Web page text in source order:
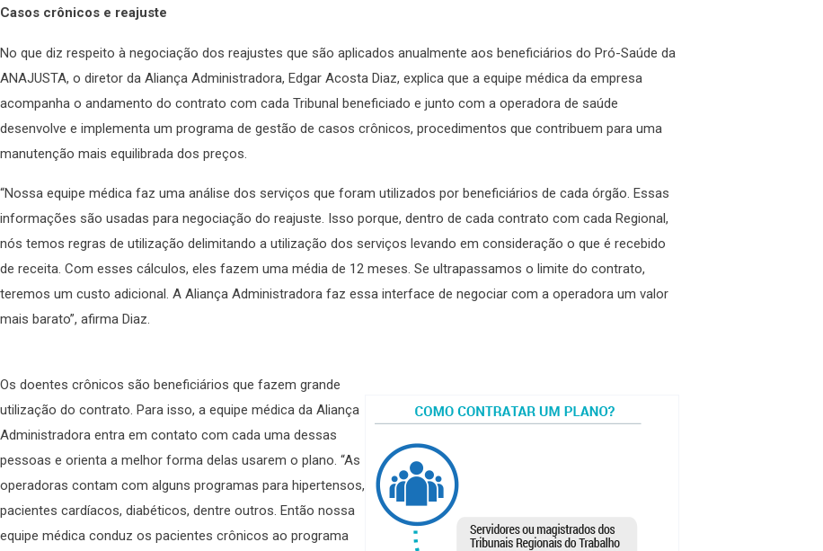
Casos crônicos e reajuste
No que diz respeito à negociação dos reajustes que são aplicados anualmente aos beneficiários do Pró-Saúde da
ANAJUSTA, o diretor da Aliança Administradora, Edgar Acosta Diaz, explica que a equipe médica da empresa
acompanha o andamento do contrato com cada Tribunal beneficiado e junto com a operadora de saúde
desenvolve e implementa um programa de gestão de casos crônicos, procedimentos que contribuem para uma
manutenção mais equilibrada dos preços.
“Nossa equipe médica faz uma análise dos serviços que foram utilizados por beneficiários de cada órgão. Essas
informações são usadas para negociação do reajuste. Isso porque, dentro de cada contrato com cada Regional,
nós temos regras de utilização delimitando a utilização dos serviços levando em consideração o que é recebido
de receita. Com esses cálculos, eles fazem uma média de 12 meses. Se ultrapassamos o limite do contrato,
teremos um custo adicional. A Aliança Administradora faz essa interface de negociar com a operadora um valor
mais barato”, afirma Diaz.
Os doentes crônicos são beneficiários que fazem grande
utilização do contrato. Para isso, a equipe médica da Aliança
Administradora entra em contato com cada uma dessas
pessoas e orienta a melhor forma delas usarem o plano. “As
operadoras contam com alguns programas para hipertensos,
pacientes cardíacos, diabéticos, dentre outros. Então nossa
equipe médica conduz os pacientes crônicos ao programa